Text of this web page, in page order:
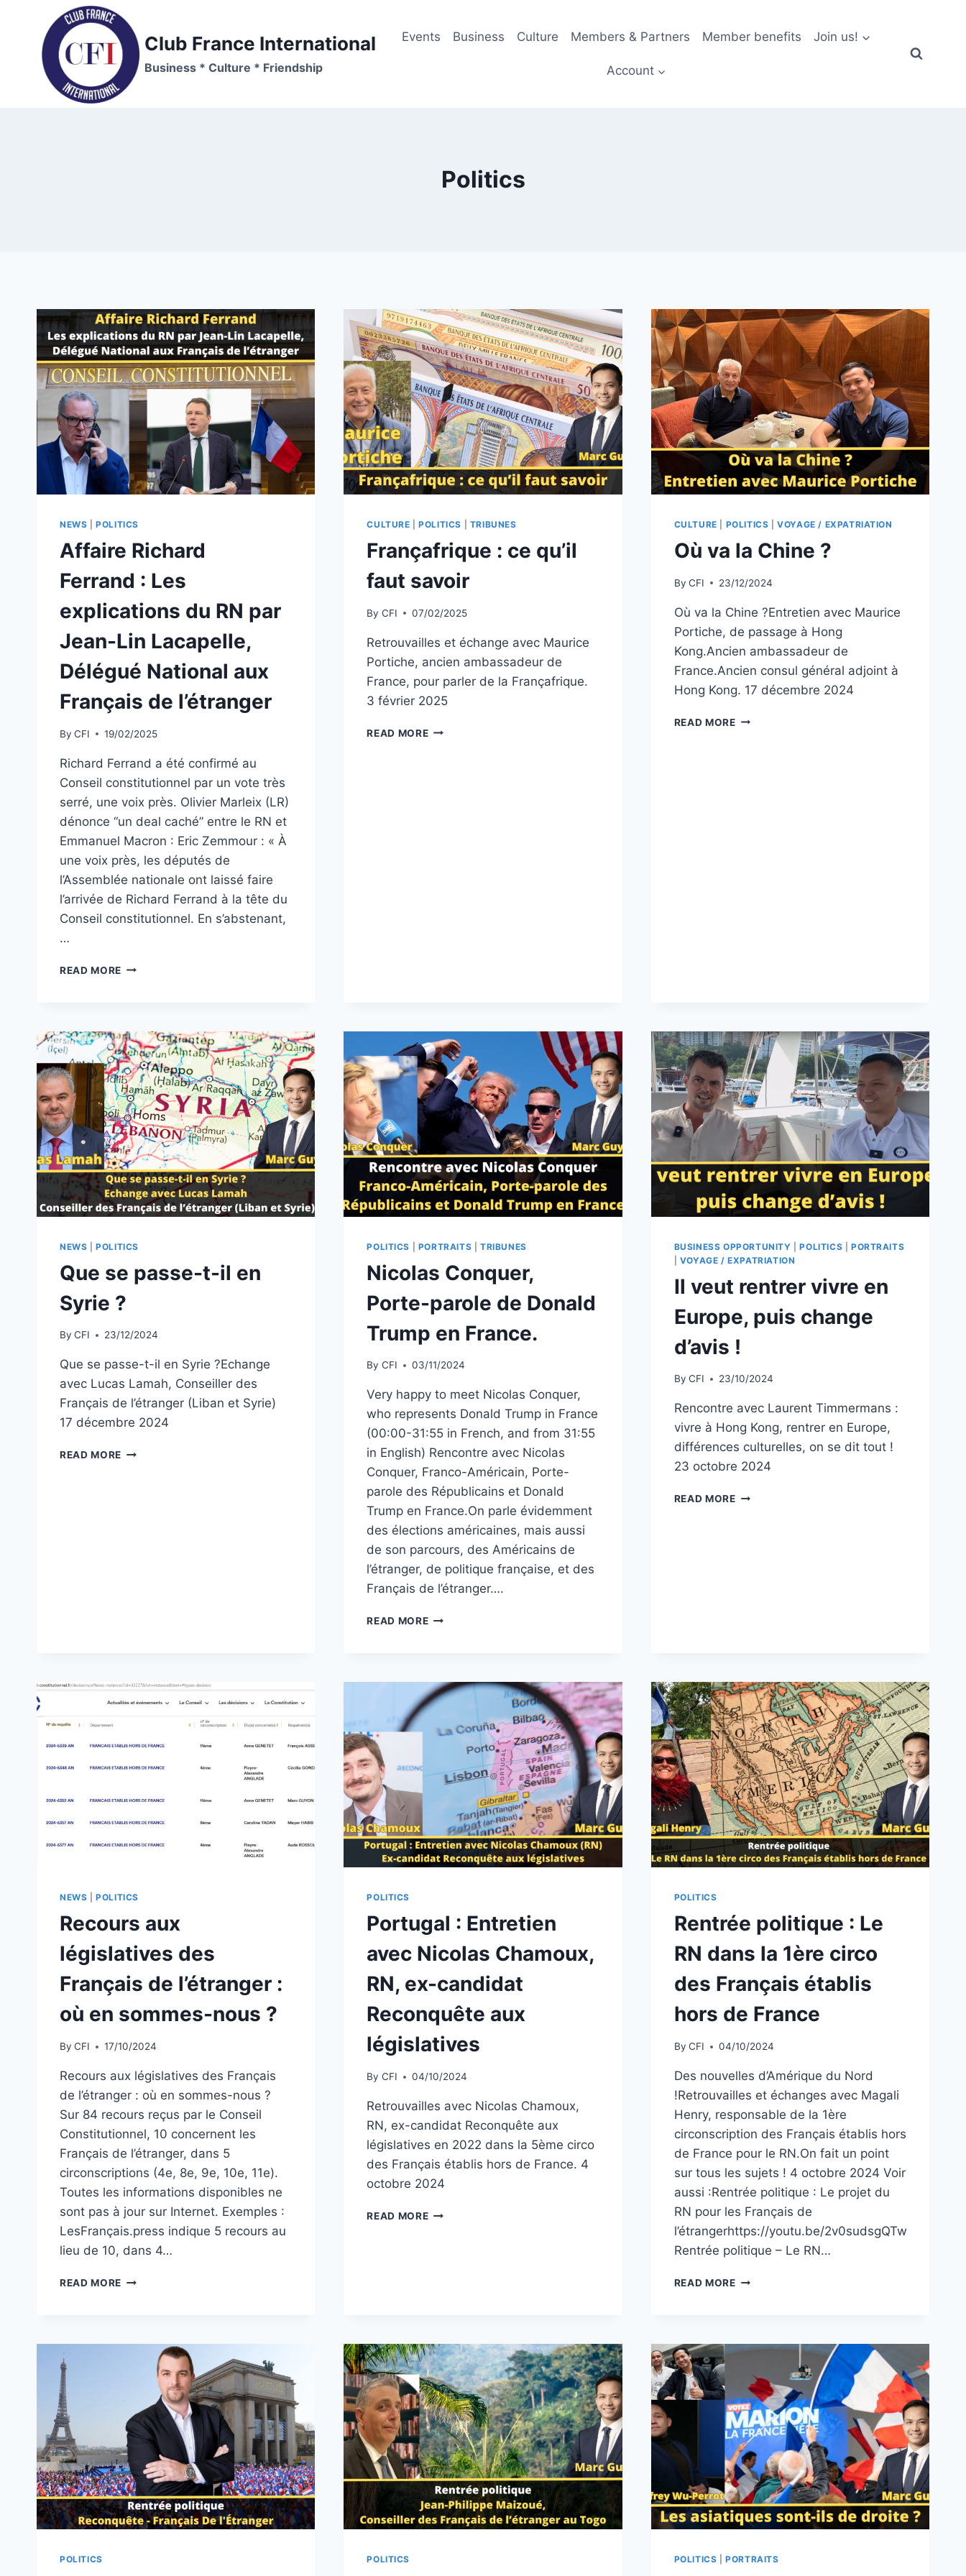
content
Club France International
Business * Culture * Friendship
Events Business Culture Members & Partners Member benefits Join us!
Account
Politics
NEWS |POLITICS
Affaire Richard
Ferrand : Les
explications du RN par
Jean-Lin Lacapelle,
Délégué National aux
Français de l’étranger
By CFI 19/02/2025
Richard Ferrand a été confirmé au
Conseil constitutionnel par un vote très
serré, une voix près. Olivier Marleix (LR)
dénonce “un deal caché” entre le RN et
Emmanuel Macron : Eric Zemmour : « À
une voix près, les députés de
l’Assemblée nationale ont laissé faire
l’arrivée de Richard Ferrand à la tête du
Conseil constitutionnel. En s’abstenant,
…
READ MORE AFFAIRE
DU
RN
PAR
JEAN-
LIN
LACAPELLE,
DÉLÉGUÉ
NATIONAL
AUX
FRANÇAIS
DE
L’ÉTRANGER
CULTURE |POLITICS TRIBUNES
Françafrique : ce qu’il
faut savoir
By CFI 07/02/2025
Retrouvailles et échange avec Maurice
Portiche, ancien ambassadeur de
France, pour parler de la Françafrique.
3 février 2025
READ MOREFRANÇAFRIQUE
CULTURE POLITICS |VOYAGE / EXPATRIATION
Où va la Chine ?
By CFI 23/12/2024
Où va la Chine ?Entretien avec Maurice
Portiche, de passage à Hong
Kong.Ancien ambassadeur de
France.Ancien consul général adjoint à
Hong Kong. 17 décembre 2024
READ MOREOÙ
NEWS |POLITICS
Que se passe-t-il en
Syrie ?
By CFI 23/12/2024
Que se passe-t-il en Syrie ?Echange
avec Lucas Lamah, Conseiller des
Français de l’étranger (Liban et Syrie)
17 décembre 2024
READ MORE QUE
POLITICS PORTRAITS |TRIBUNES
Nicolas Conquer,
Porte-parole de Donald
Trump en France.
By CFI 03/11/2024
Very happy to meet Nicolas Conquer,
who represents Donald Trump in France
(00:00-31:55 in French, and from 31:55
in English) Rencontre avec Nicolas
Conquer, Franco-Américain, Porte-
parole des Républicains et Donald
Trump en France.On parle évidemment
des élections américaines, mais aussi
de son parcours, des Américains de
l’étranger, de politique française, et des
Français de l’étranger….
READ MORENICOLAS
DONALD
TRUMP
FRANCE.
BUSINESS OPPORTUNITY |POLITICS
PORTRAITS
VOYAGE / EXPATRIATION
Il veut rentrer vivre en
Europe, puis change
d’avis !
By CFI 23/10/2024
Rencontre avec Laurent Timmermans :
vivre à Hong Kong, rentrer en Europe,
différences culturelles, on se dit tout !
23 octobre 2024
READ MOREIL
NEWS |POLITICS
Recours aux
législatives des
Français de l’étranger :
où en sommes-nous ?
By CFI 17/10/2024
Recours aux législatives des Français
de l’étranger : où en sommes-nous ?
Sur 84 recours reçus par le Conseil
Constitutionnel, 10 concernent les
Français de l’étranger, dans 5
circonscriptions (4e, 8e, 9e, 10e, 11e).
Toutes les informations disponibles ne
sont pas à jour sur Internet. Exemples :
LesFrançais.press indique 5 recours au
lieu de 10, dans 4…
READ MORE RECOURS
L’ÉTRANGER :
SOMMES-
NOUS ?
POLITICS
Portugal : Entretien
avec Nicolas Chamoux,
RN, ex-candidat
Reconquête aux
législatives
By CFI 04/10/2024
Retrouvailles avec Nicolas Chamoux,
RN, ex-candidat Reconquête aux
législatives en 2022 dans la 5ème circo
des Français établis hors de France. 4
octobre 2024
READ MOREPORTUGAL
RECONQUÊTE
AUX
LÉGISLATIVES
POLITICS
Rentrée politique : Le
RN dans la 1ère circo
des Français établis
hors de France
By CFI 04/10/2024
Des nouvelles d’Amérique du Nord
!Retrouvailles et échanges avec Magali
Henry, responsable de la 1ère
circonscription des Français établis hors
de France pour le RN.On fait un point
sur tous les sujets ! 4 octobre 2024 Voir
aussi :Rentrée politique : Le projet du
RN pour les Français de
l’étrangerhttps://youtu.be/2v0sudsgQTw
Rentrée politique – Le RN…
READ MORERENTRÉE
DANS
1ÈRE
CIRCO
DES
FRANÇAIS
ÉTABLIS
HORS
DE
FRANCE
POLITICS POLITICS POLITICS |PORTRAITS